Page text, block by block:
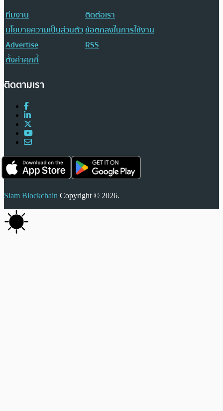
ทีมงาน
ติดต่อเรา
นโยบายความเป็นส่วนตัวข้อตกลงในการใช้งาน
Advertise
RSS
ตั้งค่าคุกกี้
ติดตามเรา
Siam Blockchain Copyright © 2026.